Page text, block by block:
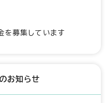
を募集しています
お知らせ